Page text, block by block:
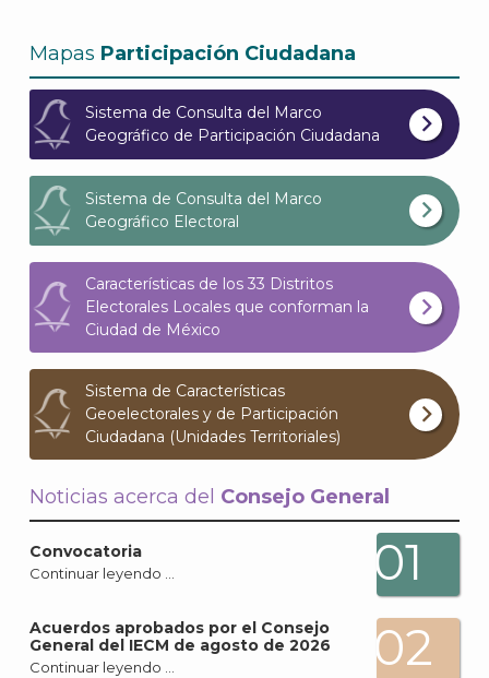
Mapas Participación Ciudadana
Sistema de Consulta del Marco
Geográfico de Participación Ciudadana
Sistema de Consulta del Marco
Geográfico Electoral
Características de los 33 Distritos
Electorales Locales que conforman la
Ciudad de México
Sistema de Características
Geoelectorales y de Participación
Ciudadana (Unidades Territoriales)
Noticias acerca del Consejo General
Convocatoria
Continuar leyendo … 01
Acuerdos aprobados por el Consejo
General del IECM de agosto de 2026
Continuar leyendo … 02